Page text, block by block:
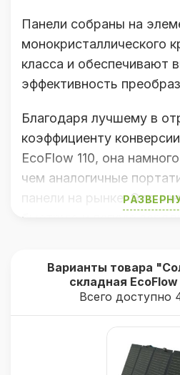
Панели собраны на
монокристаллического
класса и обеспечивают
эффективность
Благодаря лучшему в
коэффициенту
EcoFlow 110, она
чем аналогичные
панели на рынке. Это
быструю и легкую
Полностью
пыленепроницаемая
высокопрочного
Портативные солнечные
продолжать собирать
Варианты товара
складная
Всего доступно